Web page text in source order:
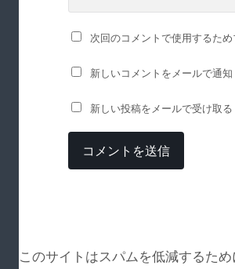
次回のコメントで使用するた
新しいコメントをメールで通知
新しい投稿をメールで受け取る
このサイトはスパムを低減するため